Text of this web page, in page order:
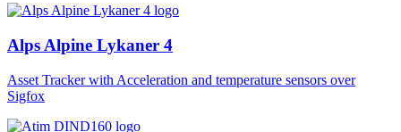
Alps Alpine Lykaner 4
Asset Tracker with Acceleration and temperature sensors over
Sigfox